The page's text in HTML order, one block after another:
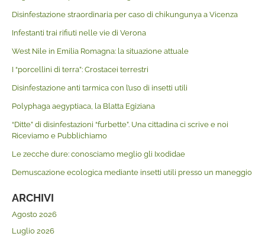
Disinfestazione straordinaria per caso di chikungunya a Vicenza
Infestanti trai rifiuti nelle vie di Verona
West Nile in Emilia Romagna: la situazione attuale
I “porcellini di terra”: Crostacei terrestri
Disinfestazione anti tarmica con l’uso di insetti utili
Polyphaga aegyptiaca, la Blatta Egiziana
“Ditte” di disinfestazioni “furbette”. Una cittadina ci scrive e noi
Riceviamo e Pubblichiamo
Le zecche dure: conosciamo meglio gli Ixodidae
Demuscazione ecologica mediante insetti utili presso un maneggio
ARCHIVI
Agosto 2026
Luglio 2026